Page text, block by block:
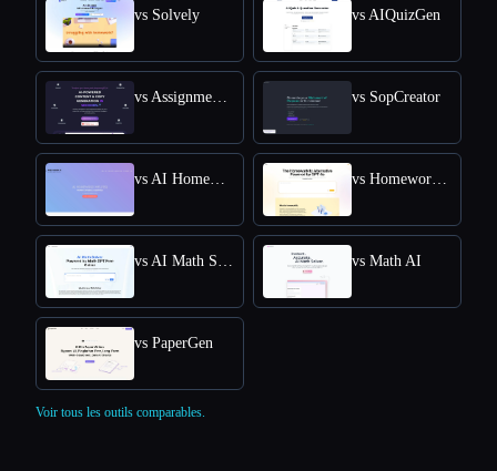
vs Solvely vs AIQuizGen
vs AssignmentGPT AI vs SopCreator
vs AI Homework Helper - Apex Vision AI vs Homeworkify.im : Master Homework with GPT-4o
vs AI Math Solver Powered by Math GPT Free Online vs Math AI
vs PaperGen
Voir tous les outils comparables.